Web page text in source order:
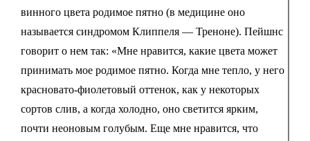
винного цвета родимое пятно (в медицине оно
называется синдромом Клиппеля — Треноне). Пейшнс
говорит о нем так: «Мне нравится, какие цвета может
принимать мое родимое пятно. Когда мне тепло, у него
красновато-фиолетовый оттенок, как у некоторых
сортов слив, а когда холодно, оно светится ярким,
почти неоновым голубым. Еще мне нравится, что